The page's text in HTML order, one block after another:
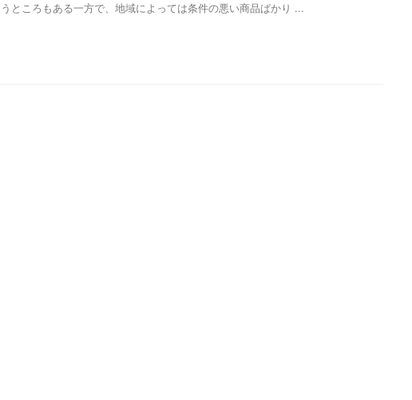
うところもある一方で、地域によっては条件の悪い商品ばかり ...